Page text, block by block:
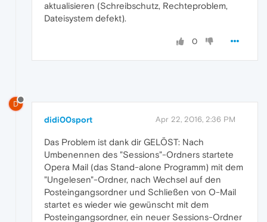
aktualisieren (Schreibschutz, Rechteproblem,
Dateisystem defekt).
0
D
didi00sport Apr 22, 2016, 2:36 PM
Das Problem ist dank dir GELÖST: Nach
Umbenennen des "Sessions"-Ordners startete
Opera Mail (das Stand-alone Programm) mit dem
"Ungelesen"-Ordner, nach Wechsel auf den
Posteingangsordner und Schließen von O-Mail
startet es wieder wie gewünscht mit dem
Posteingangsordner, ein neuer Sessions-Ordner